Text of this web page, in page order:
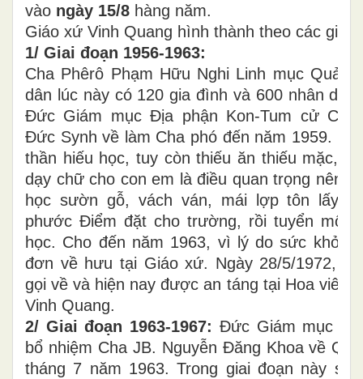
vào ngày 15/8 hàng năm.
Giáo xứ Vinh Quang hình thành theo các giai
1/ Giai đoạn 1956-1963:
Cha Phêrô Phạm Hữu Nghi Linh mục Quản
dân lúc này có 120 gia đình và 600 nhân
Đức Giám mục Địa phận Kon-Tum cử Cha
Đức Synh về làm Cha phó đến năm 1959.
thần hiếu học, tuy còn thiếu ăn thiếu mặc,
dạy chữ cho con em là điều quan trọng nên
học sườn gỗ, vách ván, mái lợp tôn lấy
phước Điểm đặt cho trường, rồi tuyển mộ
học. Cho đến năm 1963, vì lý do sức khỏe
đơn về hưu tại Giáo xứ. Ngày 28/5/1972,
gọi về và hiện nay được an táng tại Hoa viên
Vinh Quang.
2/ Giai đoạn 1963-1967: Đức Giám mục
bổ nhiệm Cha JB. Nguyễn Đăng Khoa về
tháng 7 năm 1963. Trong giai đoạn này số